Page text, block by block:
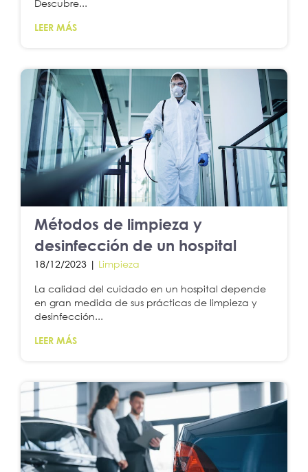
Descubre...
LEER MÁS
Métodos de limpieza y
desinfección de un hospital
18/12/2023 | Limpieza
La calidad del cuidado en un hospital depende
en gran medida de sus prácticas de limpieza y
desinfección...
LEER MÁS